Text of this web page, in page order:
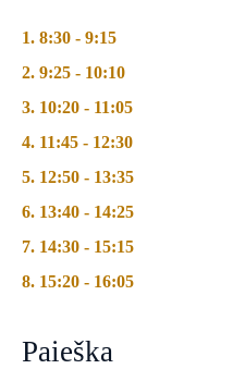
1. 8:30 - 9:15
2. 9:25 - 10:10
3. 10:20 - 11:05
4. 11:45 - 12:30
5. 12:50 - 13:35
6. 13:40 - 14:25
7. 14:30 - 15:15
8. 15:20 - 16:05
Paieška